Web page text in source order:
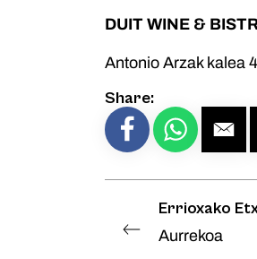
DUIT WINE &
Antonio Arzak kalea 4
Share:
Errioxako
Aurrekoa